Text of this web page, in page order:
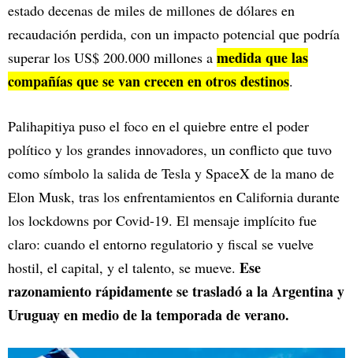
estado decenas de miles de millones de dólares en
recaudación perdida, con un impacto potencial que podría
superar los US$ 200.000 millones a medida que las
compañías que se van crecen en otros destinos.
Palihapitiya puso el foco en el quiebre entre el poder
político y los grandes innovadores, un conflicto que tuvo
como símbolo la salida de Tesla y SpaceX de la mano de
Elon Musk, tras los enfrentamientos en California durante
los lockdowns por Covid-19. El mensaje implícito fue
claro: cuando el entorno regulatorio y fiscal se vuelve
hostil, el capital, y el talento, se mueve. Ese
razonamiento rápidamente se trasladó a la Argentina y
Uruguay en medio de la temporada de verano.